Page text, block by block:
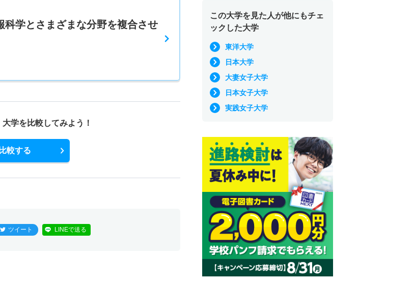
科学とさまざまな分野を複合させ
大学を比較してみよう！
較する
ツイート LINEで送る
この大学を見た人が他にもチェ
ックした大学
東洋大学
日本大学
大妻女子大学
日本女子大学
実践女子大学